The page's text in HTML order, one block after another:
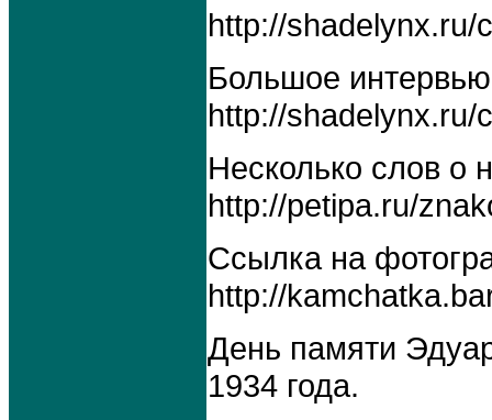
http://shadelynx.ru/
Большое
http://shadelynx.ru/
Несколько слов о
http://petipa.ru/
Ссылка на
http://
День памяти
1934 года.